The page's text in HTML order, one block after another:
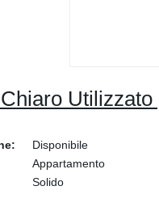
Disponibile
Appartamento
Solido